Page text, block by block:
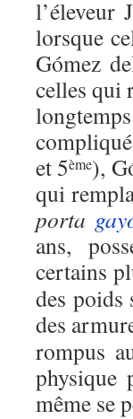
l’éleveur
lorsque
Gómez
celles qui
et 5ème),
qui
porta
ans,
certains
des poids
des
rompus
physique
même se